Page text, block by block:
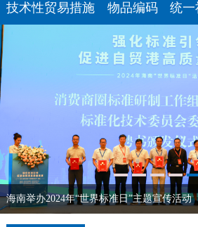
技术性贸易措施
物品编码 统一
海南举办2024年“世界标准日”主题宣传活动